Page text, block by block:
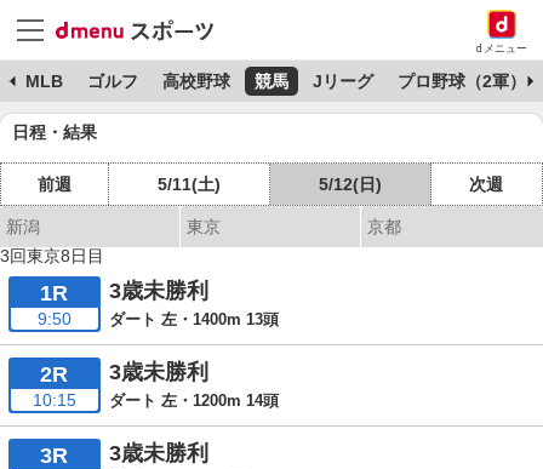
dメニュー
MLB ゴルフ 高校野球 競馬 Jリーグ プロ野球（2軍）
日程・結果
前週 5/11(土) 5/12(日) 次週
新潟 東京
京都
3回東京8日目
1R
9:50
3歳未勝利
ダート 左・1400m 13頭
2R
10:15
3歳未勝利
ダート 左・1200m 14頭
3R 3歳未勝利